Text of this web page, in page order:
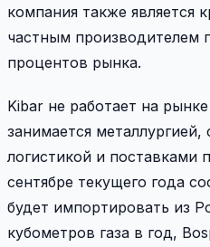
компания также является
частным производителем
процентов рынка.
Kibar не работает на
занимается металлургией,
логистикой и поставками
сентябре текущего года
будет импортировать из
кубометров газа в год,